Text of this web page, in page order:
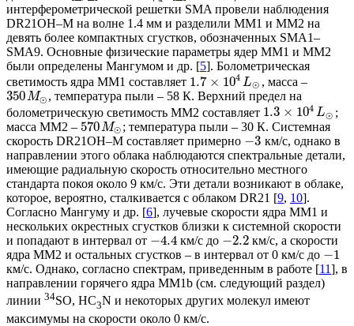
интерферометрической решетки SMA провели наблюдения
DR21OH–M на волне 1.4 мм и разделили ММ1 и ММ2 на
девять более компактных сгустков, обозначенных SMA1–
SMA9. Основные физические параметры ядер MM1 и MM2
были определены Мангумом и др. [5]. Болометрическая
светимость ядра MM1 составляет 1.7 × 104 L⊙ , масса –
350M⊙ , температура пыли – 58 К. Верхний предел на
болометрическую светимость ММ2 составляет 1.3 × 104 L⊙ ;
масса MM2 – 570M⊙ ; температура пыли – 30 К. Системная
скорость DR21OH–M составляет примерно −3 км/с, однако в
направлении этого облака наблюдаются спектральные детали,
имеющие радиальную скорость относительно местного
стандарта покоя около 9 км/с. Эти детали возникают в облаке,
которое, вероятно, сталкивается с облаком DR21 [9, 10].
Согласно Мангуму и др. [6], лучевые скорости ядра ММ1 и
нескольких окрестных сгустков близки к системной скорости
и попадают в интервал от −4.4 км/с до −2.2 км/с, а скорости
ядра ММ2 и остальных сгустков – в интервал от 0 км/с до −1
км/с. Однако, согласно спектрам, приведенным в работе [11], в
направлении горячего ядра MM1b (см. следующий раздел)
линии 34SO, HC3N и некоторых других молекул имеют
максимумы на скорости около 0 км/с.